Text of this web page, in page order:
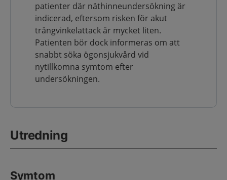
patienter där näthinneundersökning är
indicerad, eftersom risken för akut
trångvinkelattack är mycket liten.
Patienten bör dock informeras om att
snabbt söka ögonsjukvård vid
nytillkomna symtom efter
undersökningen.
Utredning
Symtom